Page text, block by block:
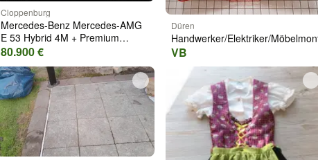
Cloppenburg
Mercedes-Benz Mercedes-AMG
E 53 Hybrid 4M + Premium
Hinterach
80.900 €
Düren
Handwerker/Elektriker/
VB